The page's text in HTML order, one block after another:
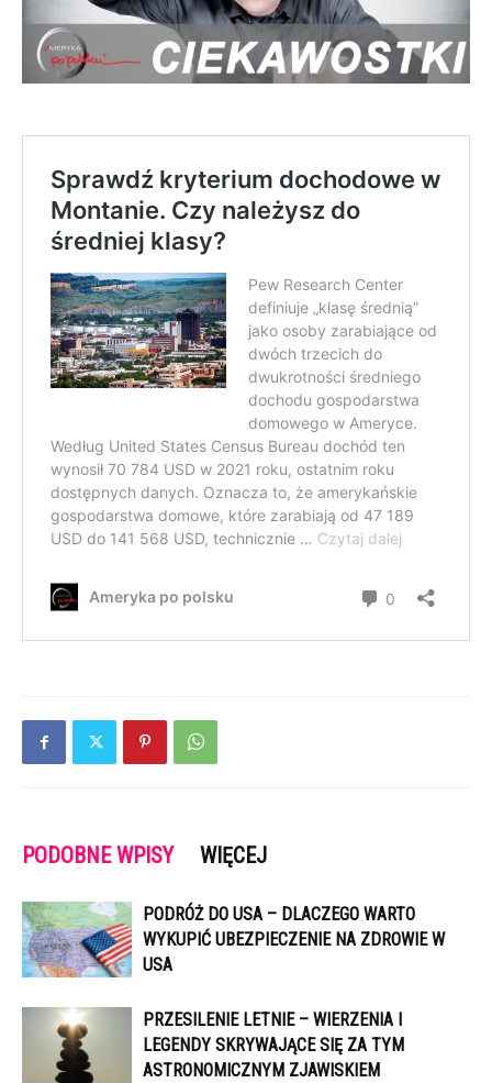
PODOBNE WPISY WIĘCEJ
PODRÓŻ DO USA – DLACZEGO WARTO
WYKUPIĆ UBEZPIECZENIE NA ZDROWIE W
USA
PRZESILENIE LETNIE – WIERZENIA I
LEGENDY SKRYWAJĄCE SIĘ ZA TYM
ASTRONOMICZNYM ZJAWISKIEM